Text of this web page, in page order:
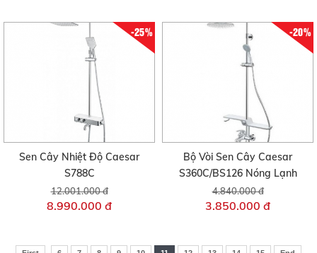
-25%
Sen Cây Nhiệt Độ Caesar
S788C
12.001.000 đ
8.990.000 đ
-20%
Bộ Vòi Sen Cây Caesar
S360C/BS126 Nóng Lạnh
4.840.000 đ
3.850.000 đ